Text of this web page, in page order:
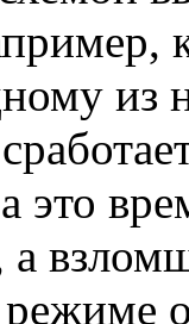
из
это
режиме